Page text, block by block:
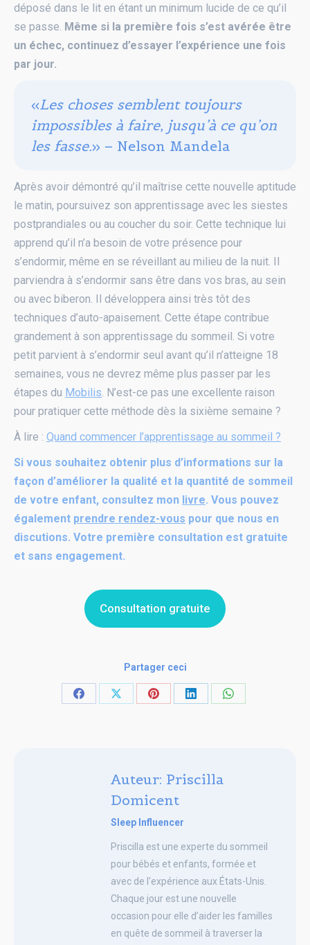
déposé dans le lit en étant un minimum lucide de ce qu’il
se passe. Même si la première fois s’est avérée être
un échec, continuez d’essayer l’expérience une fois
par jour.
«Les choses semblent toujours
impossibles à faire, jusqu’à ce qu’on
les fasse.» – Nelson Mandela
Après avoir démontré qu’il maîtrise cette nouvelle aptitude
le matin, poursuivez son apprentissage avec les siestes
postprandiales ou au coucher du soir. Cette technique lui
apprend qu’il n’a besoin de votre présence pour
s’endormir, même en se réveillant au milieu de la nuit. Il
parviendra à s’endormir sans être dans vos bras, au sein
ou avec biberon. Il développera ainsi très tôt des
techniques d’auto-apaisement. Cette étape contribue
grandement à son apprentissage du sommeil. Si votre
petit parvient à s’endormir seul avant qu’il n’atteigne 18
semaines, vous ne devrez même plus passer par les
étapes du Mobilis. N’est-ce pas une excellente raison
pour pratiquer cette méthode dès la sixième semaine ?
À lire : Quand commencer l’apprentissage au sommeil ?
Si vous souhaitez obtenir plus d’informations sur la
façon d’améliorer la qualité et la quantité de sommeil
de votre enfant, consultez mon livre. Vous pouvez
également prendre rendez-vous pour que nous en
discutions. Votre première consultation est gratuite
et sans engagement.
Consultation gratuite
Partager ceci
Share
Share
Share
Share
Share
Auteur: Priscilla
Domicent
Sleep Influencer
Priscilla est une experte du sommeil
pour bébés et enfants, formée et
avec de l'expérience aux États-Unis.
Chaque jour est une nouvelle
occasion pour elle d’aider les familles
en quête de sommeil à traverser la